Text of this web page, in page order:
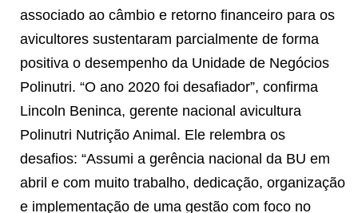
associado ao câmbio e retorno financeiro para os
avicultores sustentaram parcialmente de forma
positiva o desempenho da Unidade de Negócios
Polinutri. “O ano 2020 foi desafiador”, confirma
Lincoln Beninca, gerente nacional avicultura
Polinutri Nutrição Animal. Ele relembra os
desafios: “Assumi a gerência nacional da BU em
abril e com muito trabalho, dedicação, organização
e implementação de uma gestão com foco no